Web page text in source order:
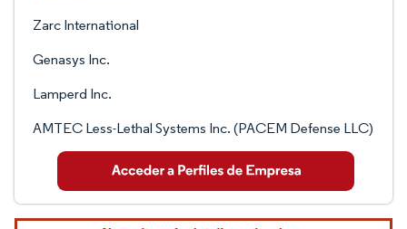
Zarc International
Genasys Inc.
Lamperd Inc.
AMTEC Less-Lethal Systems Inc. (PACEM Defense LLC)